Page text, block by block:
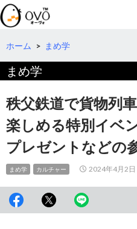
検
索
コ
テ
へ
移
動
ホーム > まめ学
まめ学
秩父鉄道で貨物列
楽しめる特別イベ
プレゼントなどの
まめ学 カルチャー 2024年4月2日